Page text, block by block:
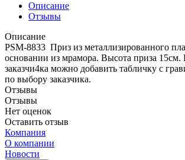
Описание
Отзывы
Описание
PSM-8833 Приз из металлизированного
основании из мрамора. Высота приза
заказчи4ка можно добавить табличку с
по выбору заказчика.
Отзывы
Отзывы
Нет оценок
Оставить отзыв
Компания
О компании
Новости